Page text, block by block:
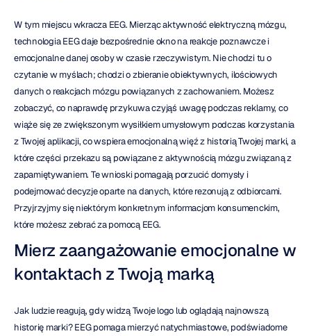
W tym miejscu wkracza EEG. Mierząc aktywność elektryczną mózgu,
technologia EEG daje bezpośrednie okno na reakcje poznawcze i
emocjonalne danej osoby w czasie rzeczywistym. Nie chodzi tu o
czytanie w myślach; chodzi o zbieranie obiektywnych, ilościowych
danych o reakcjach mózgu powiązanych z zachowaniem. Możesz
zobaczyć, co naprawdę przykuwa czyjąś uwagę podczas reklamy, co
wiąże się ze zwiększonym wysiłkiem umysłowym podczas korzystania
z Twojej aplikacji, co wspiera emocjonalną więź z historią Twojej marki, a
które części przekazu są powiązane z aktywnością mózgu związaną z
zapamiętywaniem. Te wnioski pomagają porzucić domysły i
podejmować decyzje oparte na danych, które rezonują z odbiorcami.
Przyjrzyjmy się niektórym konkretnym informacjom konsumenckim,
które możesz zebrać za pomocą EEG.
Mierz zaangażowanie emocjonalne w
kontaktach z Twoją marką
Jak ludzie reagują, gdy widzą Twoje logo lub oglądają najnowszą
historię marki? EEG pomaga mierzyć natychmiastowe, podświadome